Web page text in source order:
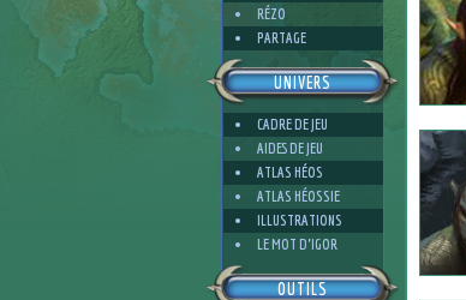
RÉZO
PARTAGE
UNIVERS
CADRE DE JEU
AIDES DE JEU
ATLAS HÉOS
ATLAS HÉOSSIE
ILLUSTRATIONS
LE MOT D'IGOR
OUTILS